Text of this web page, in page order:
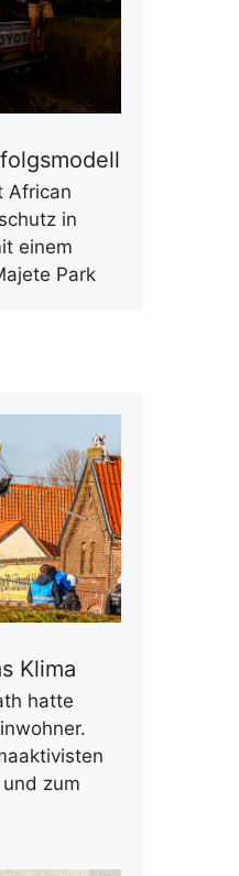
African
in
einem
Park
Klima
hatte
zum